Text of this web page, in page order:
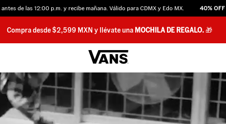
de las 12:00 p.m. y recibe mañana. Válido para CDMX y Edo MX. 40% OFFen
Compra desde $2,599 MXN y llévate una MOCHILA DE REGALO.🎁